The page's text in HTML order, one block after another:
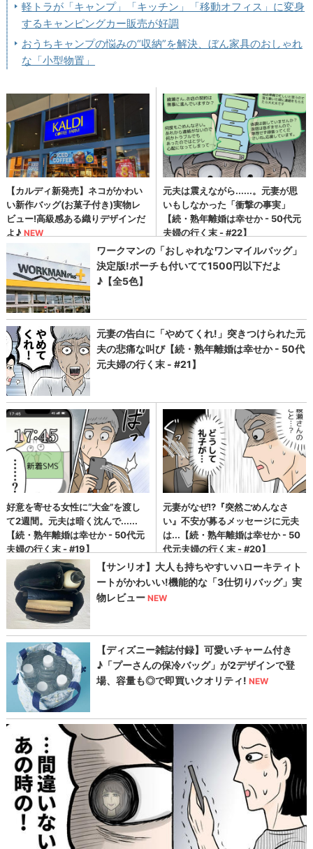
軽トラが「キャンプ」「キッチン」「移動オフィス」に変身
するキャンピングカー販売が好調
おうちキャンプの悩みの“収納”を解決、ぼん家具のおしゃれ
な「小型物置」